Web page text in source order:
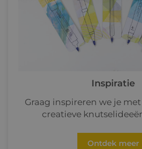
Inspiratie
Graag inspireren we je
creatieve
Ontdek meer